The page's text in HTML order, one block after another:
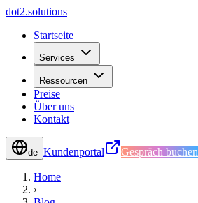
dot2.solutions
Startseite
Services
Ressourcen
Preise
Über uns
Kontakt
de Kundenportal Gespräch buchen
Home
›